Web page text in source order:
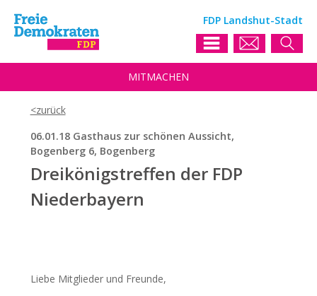
FDP Landshut-Stadt
MITMACHEN
06.01.18 Gasthaus zur schönen Aussicht,
Bogenberg 6, Bogenberg
Dreikönigstreffen der FDP
Niederbayern
Liebe Mitglieder und Freunde,